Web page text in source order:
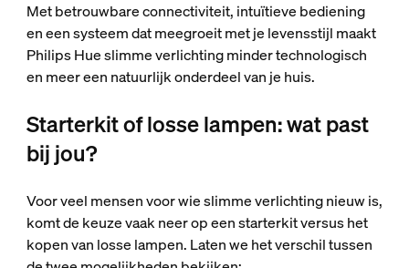
Met betrouwbare connectiviteit, intuïtieve bediening
en een systeem dat meegroeit met je levensstijl maakt
Philips Hue slimme verlichting minder technologisch
en meer een natuurlijk onderdeel van je huis.
Starterkit of losse lampen: wat past
bij jou?
Voor veel mensen voor wie slimme verlichting nieuw is,
komt de keuze vaak neer op een starterkit versus het
kopen van losse lampen. Laten we het verschil tussen